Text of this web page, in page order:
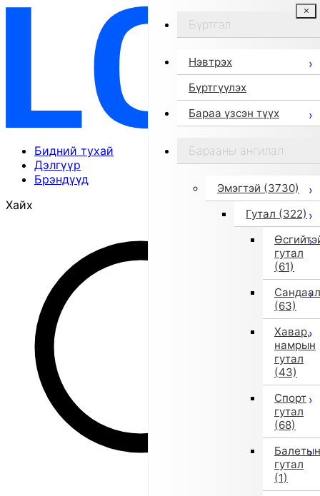
Бидний тухай
Дэлгүүр
Брэндүүд
Хайх
Бүртгэл
Нэвтрэх
Бүртгүүлэх
Бараа үзсэн түүх
Барааны ангилал
Эмэгтэй (3730)
Гутал (322)
гутал
(61)
Сандаал
(63)
Хавар,
намрын
гутал
(43)
Спорт
гутал
(68)
Балетын
гутал
(1)